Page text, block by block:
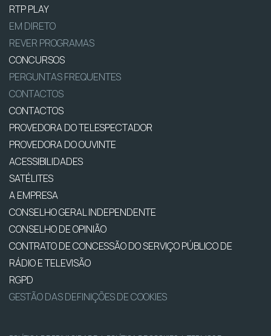
RTP PLAY
EM DIRETO
REVER PROGRAMAS
CONCURSOS
PERGUNTAS FREQUENTES
CONTACTOS
CONTACTOS
PROVEDORA DO TELESPECTADOR
PROVEDORA DO OUVINTE
ACESSIBILIDADES
SATÉLITES
A EMPRESA
CONSELHO GERAL INDEPENDENTE
CONSELHO DE OPINIÃO
CONTRATO DE CONCESSÃO DO SERVIÇO PÚBLICO DE
RÁDIO E TELEVISÃO
RGPD
GESTÃO DAS DEFINIÇÕES DE COOKIES